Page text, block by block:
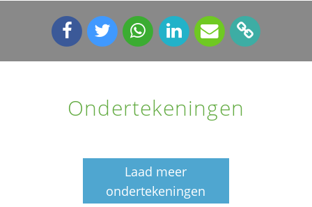
Ondertekeningen
Laad meer
ondertekeningen